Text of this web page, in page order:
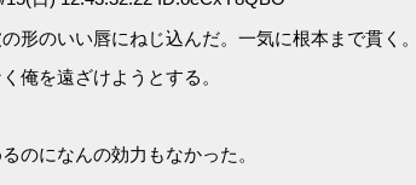
形のいい唇にねじ込んだ。一気に根本まで貫く。
俺を遠ざけようとする。
のになんの効力もなかった。